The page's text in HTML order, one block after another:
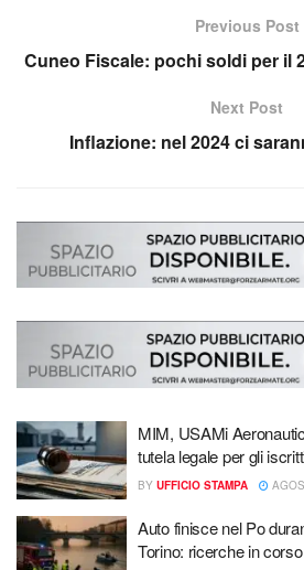
Previous Post
Cuneo Fiscale: pochi soldi per il
Next Post
Inflazione: nel 2024 ci
MIM, USAMi
tutela legale per gli
BY UFFICIO STAMPA
Auto finisce nel Po
Torino: ricerche in corso